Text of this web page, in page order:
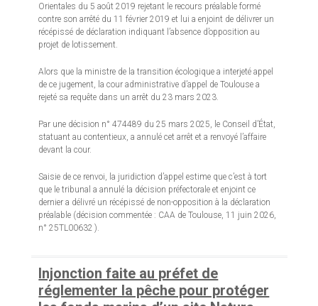
Orientales du 5 août 2019 rejetant le recours préalable formé
contre son arrêté du 11 février 2019 et lui a enjoint de délivrer un
récépissé de déclaration indiquant l’absence d’opposition au
projet de lotissement.
Alors que la ministre de la transition écologique a interjeté appel
de ce jugement, la cour administrative d’appel de Toulouse a
rejeté sa requête dans un arrêt du 23 mars 2023.
Par une décision n° 474489 du 25 mars 2025, le Conseil d’État,
statuant au contentieux, a annulé cet arrêt et a renvoyé l’affaire
devant la cour.
Saisie de ce renvoi, la juridiction d’appel estime que c’est à tort
que le tribunal a annulé la décision préfectorale et enjoint ce
dernier a délivré un récépissé de non-opposition à la déclaration
préalable (décision commentée : CAA de Toulouse, 11 juin 2026,
n° 25TL00632 ).
Injonction faite au préfet de
réglementer la pêche pour protéger